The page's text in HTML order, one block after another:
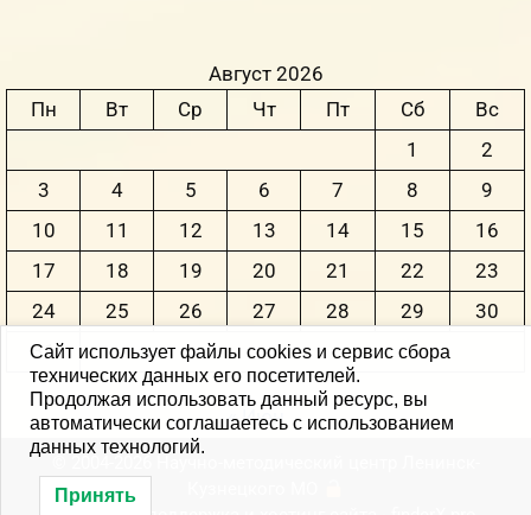
Август 2026
Пн
Вт Ср Чт Пт Сб
Вс
1
2
3
4 5 6 7 8
9
10
11 12 13 14 15
16
17
18 19 20 21 22
23
24
25 26 27 28 29
30
31
« Июн
Сайт использует файлы cookies и сервис сбора
технических данных его посетителей.
Продолжая использовать данный ресурс, вы
автоматически соглашаетесь с использованием
данных технологий.
Принять